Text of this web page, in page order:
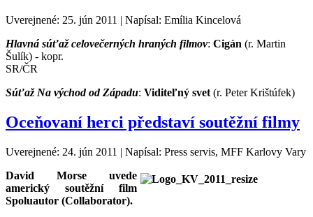
Uverejnené: 25. jún 2011 | Napísal: Emília Kincelová
Hlavná súťaž celovečerných hraných filmov: Cigán (r. Martin
Šulík) - kopr.
SR/ČR
Súťaž Na východ od Západu: Viditeľný svet (r. Peter Krištúfek)
Oceňovaní herci představí soutěžní filmy
Uverejnené: 24. jún 2011 | Napísal: Press servis, MFF Karlovy Vary
David Morse uvede
americký soutěžní film
Spoluautor (Collaborator).